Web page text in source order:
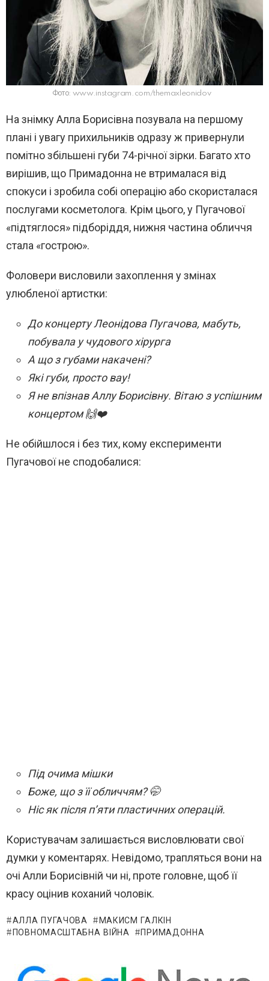
Фото: www.instagram.com/themaxleonidov
На знімку Алла Борисівна позувала на першому
плані і увагу прихильників одразу ж привернули
помітно збільшені губи 74-річної зірки. Багато хто
вирішив, що Примадонна не втрималася від
спокуси і зробила собі операцію або скористалася
послугами косметолога. Крім цього, у Пугачової
«підтяглося» підборіддя, нижня частина обличчя
стала «гострою».
Фоловери висловили захоплення у змінах
улюбленої артистки:
До концерту Леонідова Пугачова, мабуть,
побувала у чудового хірурга
А що з губами накачені?
Які губи, просто вау!
Я не впізнав Аллу Борисівну. Вітаю з успішним
концертом 🙌❤️
Не обійшлося і без тих, кому експерименти
Пугачової не сподобалися:
Під очима мішки
Боже, що з її обличчям? 🤭
Ніс як після п’яти пластичних операцій.
Користувачам залишається висловлювати свої
думки у коментарях. Невідомо, трапляться вони на
очі Алли Борисівній чи ні, проте головне, щоб її
красу оцінив коханий чоловік.
АЛЛА ПУГАЧОВА
МАКИСМ ГАЛКІН
ПОВНОМАСШТАБНА ВІЙНА
ПРИМАДОННА